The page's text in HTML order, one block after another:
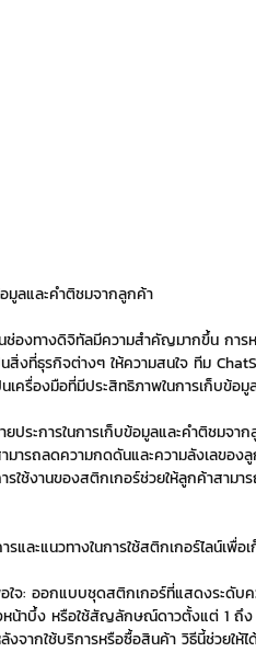
มูลและคำติชมจากลูกค้า
องทางดิจิทัลมีความสำคัญมากขึ้น การ
สิ่งที่ธุรกิจต่างๆ ให้ความสนใจ ทีม
เครื่องมือที่มีประสิทธิภาพในการเก็บข้อ
ยประการในการเก็บข้อมูลและคำติชมจ
มารถลดความกดดันและความลังเลของ
ใช้งานของสติกเกอร์ช่วยให้ลูกค้าสามา
และแนวทางในการใช้สติกเกอร์ไลน์เพื่
ใจ: ออกแบบชุดสติกเกอร์ที่แสดงระดับ
น้าบึ้ง หรือใช้สัญลักษณ์ดาวตั้งแต่ 1 ถึง
จากใช้บริการหรือซื้อสินค้า วิธีนี้ช่วยให้ไ